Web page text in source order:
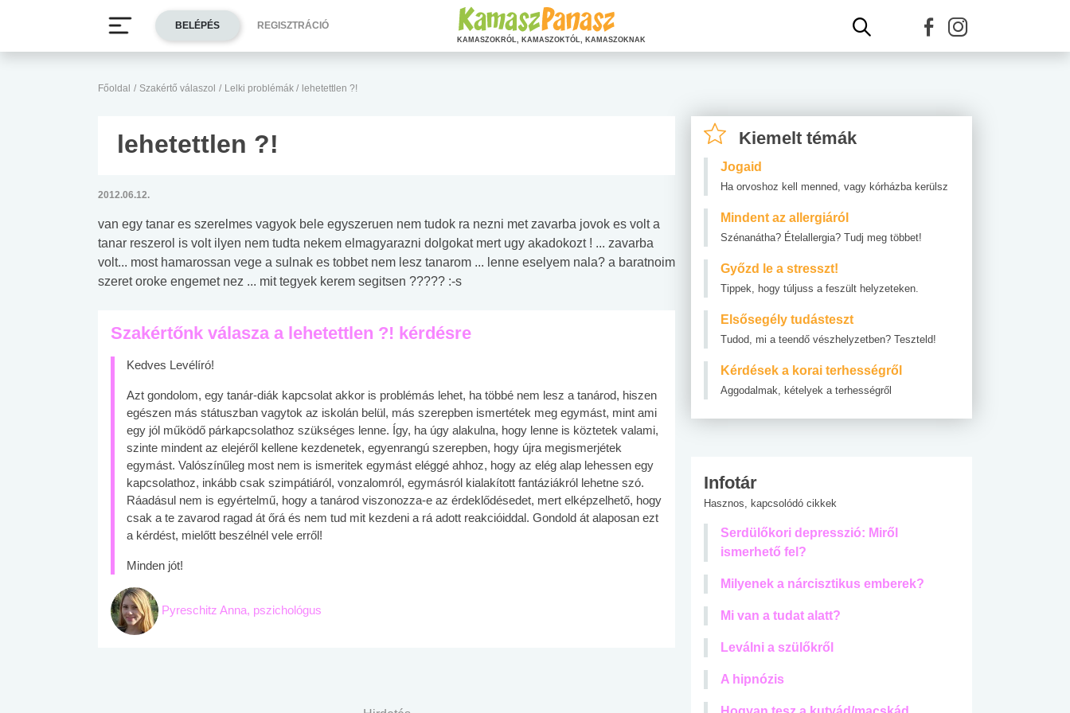
Főoldal / Szakértő válaszol / Lelki problémák / lehetettlen ?!
lehetettlen ?!
2012.06.12.
van egy tanar es szerelmes vagyok bele egyszeruen nem tudok ra nezni met zavarba jovok es volt a
tanar reszerol is volt ilyen nem tudta nekem elmagyarazni dolgokat mert ugy akadokozt ! ... zavarba
volt... most hamarossan vege a sulnak es tobbet nem lesz tanarom ... lenne eselyem nala? a baratnoim
szeret oroke engemet nez ... mit tegyek kerem segitsen ????? :-s
Szakértőnk válasza a lehetettlen ?! kérdésre
Kedves Levélíró!
Azt gondolom, egy tanár-diák kapcsolat akkor is problémás lehet, ha többé nem lesz a tanárod, hiszen
egészen más státuszban vagytok az iskolán belül, más szerepben ismertétek meg egymást, mint ami
egy jól működő párkapcsolathoz szükséges lenne. Így, ha úgy alakulna, hogy lenne is köztetek valami,
szinte mindent az elejéről kellene kezdenetek, egyenrangú szerepben, hogy újra megismerjétek
egymást. Valószínűleg most nem is ismeritek egymást eléggé ahhoz, hogy az elég alap lehessen egy
kapcsolathoz, inkább csak szimpátiáról, vonzalomról, egymásról kialakított fantáziákról lehetne szó.
Ráadásul nem is egyértelmű, hogy a tanárod viszonozza-e az érdeklődésedet, mert elképzelhető, hogy
csak a te zavarod ragad át őrá és nem tud mit kezdeni a rá adott reakcióiddal. Gondold át alaposan ezt
a kérdést, mielőtt beszélnél vele erről!
Minden jót!
Pyreschitz Anna, pszichológus
Kiemelt témák
Jogaid
Ha orvoshoz kell menned, vagy kórházba kerülsz
Mindent az allergiáról
Szénanátha? Ételallergia? Tudj meg többet!
Győzd le a stresszt!
Tippek, hogy túljuss a feszült helyzeteken.
Elsősegély tudásteszt
Tudod, mi a teendő vészhelyzetben? Teszteld!
Kérdések a korai terhességről
Aggodalmak, kételyek a terhességről
Infotár
Hasznos, kapcsolódó cikkek
Serdülőkori depresszió: Miről
ismerhető fel?
Milyenek a nárcisztikus emberek?
Mi van a tudat alatt?
Leválni a szülőkről
A hipnózis
BELÉPÉS REGISZTRÁCIÓ
KAMASZOKRÓL, KAMASZOKTÓL, KAMASZOKNAK